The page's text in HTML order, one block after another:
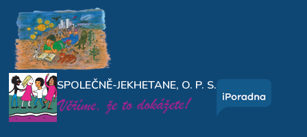
SPOLEČNĚ-JEKHETANE, O. P. S.